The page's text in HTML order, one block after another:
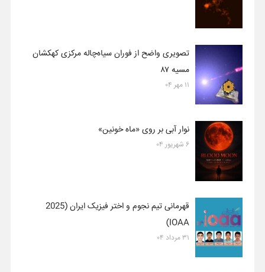
تصویری واضح از فوران سیاه‌چاله مرکزی کهکشان
مسیه ۸۷
۱۱ مهر ۰۴
نوار آبی بر روی «ماه خونین»
۶ شهریور ۰۴
قهرمانی تیم نجوم و اختر فیزیک ایران (2025
IOAA)
۳۱ مرداد ۰۴